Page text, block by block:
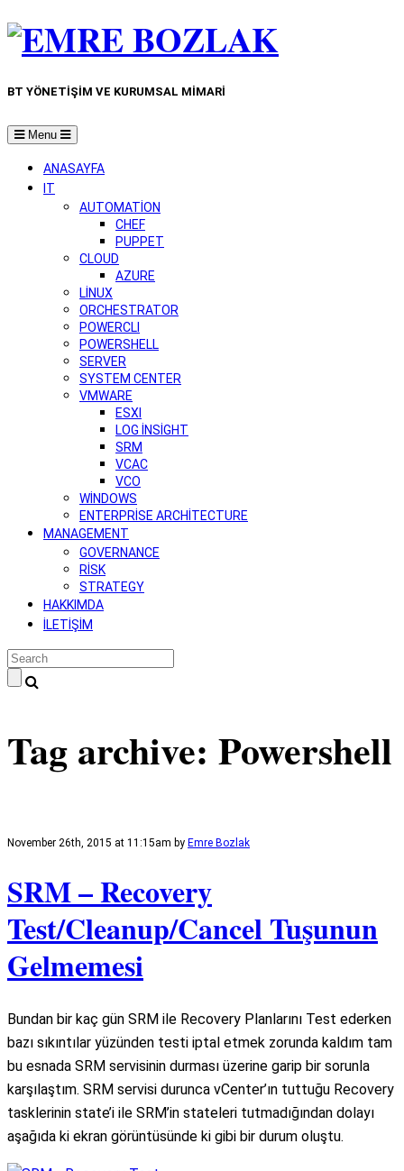
BT YÖNETIŞIM VE KURUMSAL MIMARI
Menu
ANASAYFA
IT
AUTOMATION
CHEF
PUPPET
CLOUD
AZURE
LINUX
ORCHESTRATOR
POWERCLI
POWERSHELL
SERVER
SYSTEM CENTER
VMWARE
ESXI
LOG INSIGHT
SRM
VCAC
VCO
WINDOWS
ENTERPRISE ARCHITECTURE
MANAGEMENT
GOVERNANCE
RISK
STRATEGY
HAKKIMDA
İLETIŞIM
Tag archive: Powershell
November 26th, 2015 at 11:15am by Emre Bozlak
SRM – Recovery
Test/Cleanup/Cancel Tuşunun
Gelmemesi
Bundan bir kaç gün SRM ile Recovery Planlarını Test ederken
bazı sıkıntılar yüzünden testi iptal etmek zorunda kaldım tam
bu esnada SRM servisinin durması üzerine garip bir sorunla
karşılaştım. SRM servisi durunca vCenter’ın tuttuğu Recovery
tasklerinin state’i ile SRM’in stateleri tutmadığından dolayı
aşağıda ki ekran görüntüsünde ki gibi bir durum oluştu.